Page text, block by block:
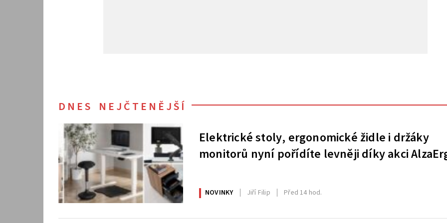
DNES NEJČTENĚJŠÍ
Elektrické stoly, ergonomické židle i držáky
monitorů nyní pořídíte levněji díky akci
NOVINKY Jiří Filip Před 14 hod.